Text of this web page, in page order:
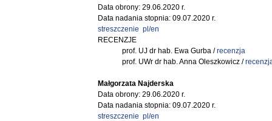
Data obrony: 29.06.2020 r.
Data nadania stopnia: 09.07.2020 r.
streszczenie pl/en
RECENZJE
prof. UJ dr hab. Ewa Gurba /recenzja
prof. UWr dr hab. Anna Oleszkowicz /
Małgorzata Najderska
Data obrony: 29.06.2020 r.
Data nadania stopnia: 09.07.2020 r.
streszczenie pl/en